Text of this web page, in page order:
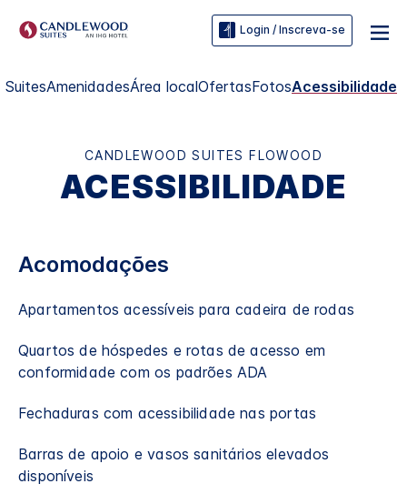
Login / Inscreva-se
SuitesAmenidadesÁrea localOfertasFotosAcessibilidade
CANDLEWOOD SUITES FLOWOOD
ACESSIBILIDADE
Acomodações
Apartamentos acessíveis para cadeira de rodas
Quartos de hóspedes e rotas de acesso em
conformidade com os padrões ADA
Fechaduras com acessibilidade nas portas
Barras de apoio e vasos sanitários elevados
disponíveis